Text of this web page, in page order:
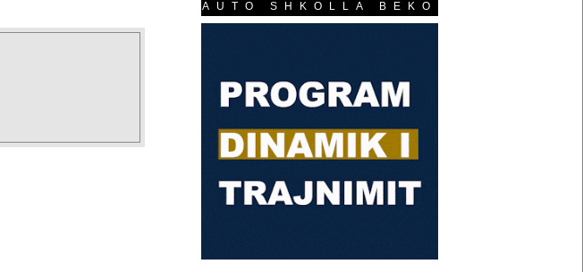
AUTO SHKOLLA BEKO